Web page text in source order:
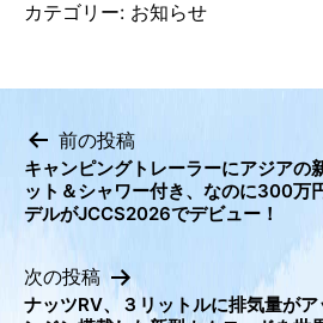
カテゴリー: お知らせ
投
稿
ビ
ゲ
前の投稿
キャンピングトレーラーにアジアの
ット＆シャワー付き、なのに300万
デルがJCCS2026でデビュー！
次の投稿
ナッツRV、３リットルに排気量が